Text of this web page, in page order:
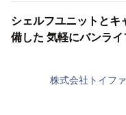
シェルフユニットとキ
備した 気軽にバンラ
株式会社トイフ